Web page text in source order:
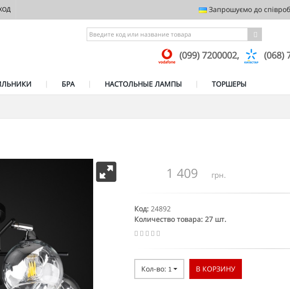
Запрошуємо до
(099) 7200002, (068)
БРА НАСТОЛЬНЫЕ ЛАМПЫ ТОРШЕРЫ
1 409 грн.
Код: 24892
Количество товара: 27 шт.
Кол-во: 1 В КОРЗИНУ